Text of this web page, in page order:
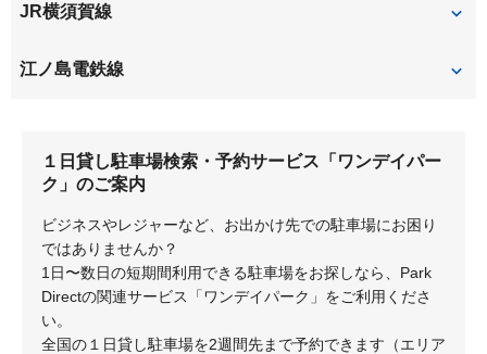
JR横須賀線
北鎌倉
江ノ島電鉄線
由比ヶ浜 稲村ヶ崎
鎌倉 長谷
１日貸し駐車場検索・予約サービス「ワンデイパー
ク」のご案内
ビジネスやレジャーなど、お出かけ先での駐車場にお困り
ではありませんか？
1日〜数日の短期間利用できる駐車場をお探しなら、Park
Directの関連サービス「ワンデイパーク」をご利用くださ
い。
全国の１日貸し駐車場を2週間先まで予約できます（エリア